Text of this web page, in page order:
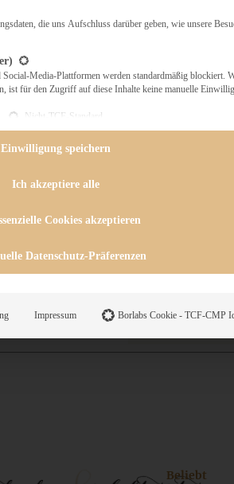
Beliebt
die uns Aufschluss darüber geben, wie unsere
Media-Plattformen werden standardmäßig blockiert.
ist für den Zugriff auf diese Inhalte keine manuelle
Nicht-TCF-Standard
Einwilligung speichern
Ich akzeptiere alle
Cookies akzeptieren
Datenschutz-Präferenzen
Impressum Borlabs Cookie - TCF-CMP